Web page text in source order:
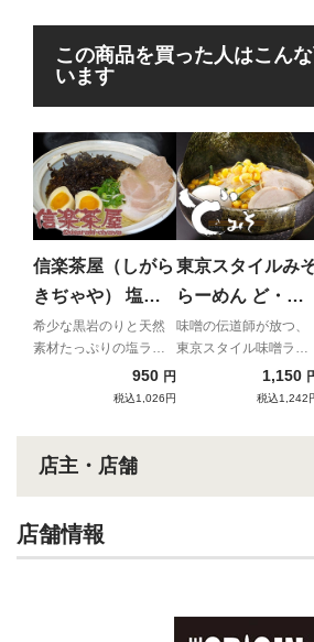
この商品を買った人はこん
います
信楽茶屋（しがら
きぢゃや） 塩岩
のりらーめん
希少な黒岩のりと天然
素材たっぷりの塩ラー
950 円
税込1,026円
東京スタイルみ
らーめん ど・み
そ 特みそこって
り
味噌の伝道師が放つ、
東京スタイル味噌ラー
1,150
税込1,242
店主・店舗
店舗情報